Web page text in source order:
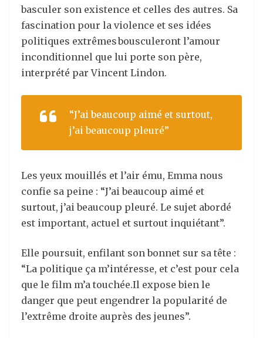
basculer son existence et celles des autres. Sa
fascination pour la violence et ses idées
politiques extrêmes bousculeront l’amour
inconditionnel que lui porte son père,
interprété par Vincent Lindon.
“J’ai beaucoup aimé et surtout,
j’ai beaucoup pleuré”
Les yeux mouillés et l’air ému, Emma nous
confie sa peine : “J’ai beaucoup aimé et
surtout, j’ai beaucoup pleuré. Le sujet abordé
est important, actuel et surtout inquiétant”.
Elle poursuit, enfilant son bonnet sur sa tête :
“La politique ça m’intéresse, et c’est pour cela
que le film m’a touchée.Il expose bien le
danger que peut engendrer la popularité de
l’extrême droite auprès des jeunes”.